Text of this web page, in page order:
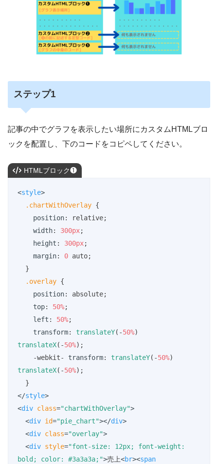
ステップ1
記事の中でグラフを表示したい場所にカスタムHTMLブロ
ックを配置し、下のコードをコピペしてください。
HTMLブロック❶
<style>
.chartWithOverlay {
position: relative;
width: 300px;
height : 300px;
margin: 0 auto;
.overlay {
position: absolute;
top: 50%;
left : 50%;
transform: translateY(-50%
translateX(-50%);
    -webkit-
transform: translateY(-50%
translateX(-50%);
</style>
<div class="chartWithOverlay">
<div id="pie_chart"></div>
<div class="overlay">
<div style="font-size: 12px; font-weight:
bold; color: #3a3a3a;">売上<br><span